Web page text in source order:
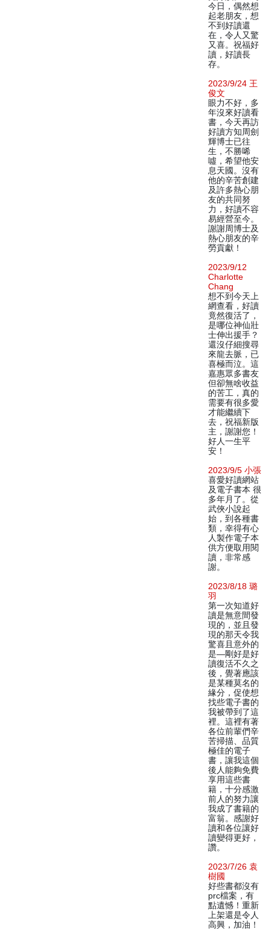
今日，偶然想
起老朋友，想
不到好讀還
在，令人又驚
又喜。祝福好
讀，好讀長
存。
2023/9/24 王
俊文
眼力不好，多
年沒來好讀看
書，今天再訪
好讀方知周劍
輝博士已往
生，不勝唏
噓，希望他安
息天國。沒有
他的辛苦創建
及許多熱心朋
友的共同努
力，好讀不容
易經營至今。
謝謝周博士及
熱心朋友的辛
勞貢獻！
2023/9/12
Charlotte
Chang
想不到今天上
網查看，好讀
竟然復活了，
是哪位神仙壯
士伸出援手？
還沒仔細搜尋
來龍去脈，已
喜極而泣。這
嘉惠眾多書友
但卻無啥收益
的苦工，真的
需要有很多愛
才能繼續下
去，祝福新版
主，謝謝您！
好人一生平
安！
2023/9/5 小張
喜愛好讀網站
及電子書本 很
多年月了。從
武俠小說起
始，到各種書
類，幸得有心
人製作電子本
供方便取用閱
讀，非常感
謝。
2023/8/18 璐
羽
第一次知道好
讀是無意間發
現的，並且發
現的那天令我
驚喜且意外的
是—剛好是好
讀復活不久之
後，覺著應該
是某種莫名的
緣分，促使想
找些電子書的
我被帶到了這
裡。這裡有著
各位前輩們辛
苦掃描、品質
極佳的電子
書，讓我這個
後人能夠免費
享用這些書
籍，十分感激
前人的努力讓
我成了書籍的
富翁。感謝好
讀和各位讓好
讀變得更好，
讚。
2023/7/26 袁
樹國
好些書都沒有
prc檔案，有
點遺憾！重新
上架還是令人
高興，加油！